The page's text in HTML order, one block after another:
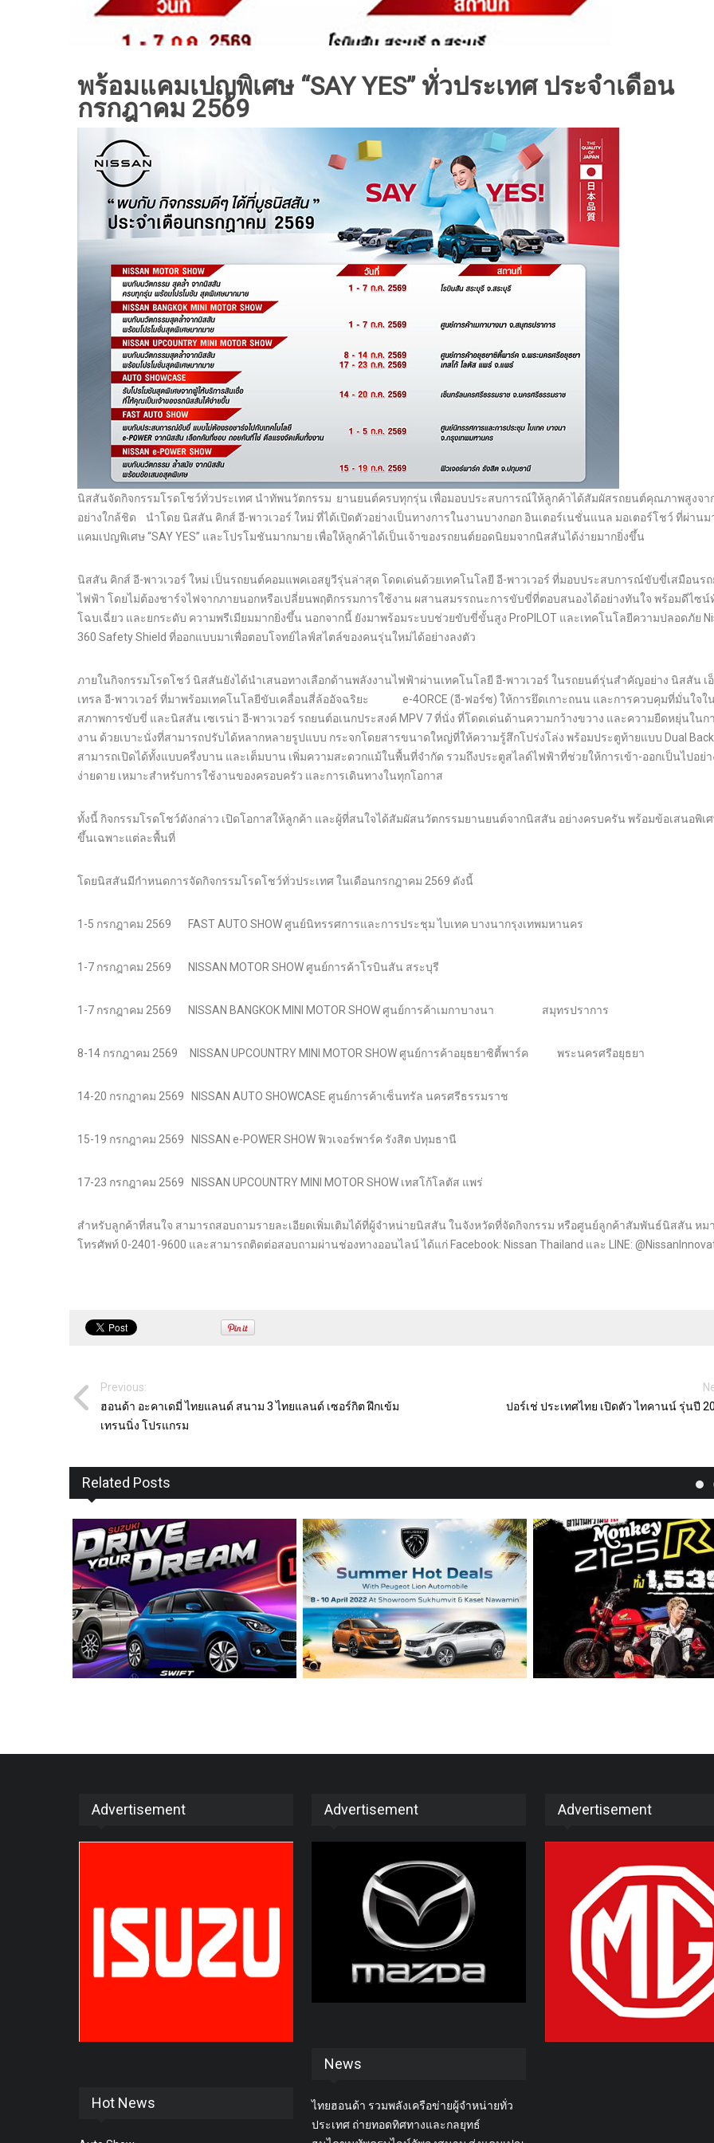
พร้อมแคมเปญพิเศษ “SAY YES” ทั่วประเทศ ประจำเดือน
กรกฎาคม 2569
นิสสันจัดกิจกรรมโรดโชว์ทั่วประเทศ นำทัพนวัตกรรม ยานยนต์ครบทุกรุ่น เพื่อมอบประสบการณ์ให้ลูกค้าได้สัมผัสรถยนต์คุณภาพสูงจ
อย่างใกล้ชิด นำโดย นิสสัน คิกส์ อี-พาวเวอร์ ใหม่ ที่ได้เปิดตัวอย่างเป็นทางการในงานบางกอก อินเตอร์เนชั่นแนล มอเตอร์โชว์ ที่ผ่านม
แคมเปญพิเศษ “SAY YES” และโปรโมชันมากมาย เพื่อให้ลูกค้าได้เป็นเจ้าของรถยนต์ยอดนิยมจากนิสสันได้ง่ายมากยิ่งขึ้น
นิสสัน คิกส์ อี-พาวเวอร์ ใหม่ เป็นรถยนต์คอมแพคเอสยูวีรุ่นล่าสุด โดดเด่นด้วยเทคโนโลยี อี-พาวเวอร์ ที่มอบประสบการณ์ขับขี่เสมือนร
ไฟฟ้า โดยไม่ต้องชาร์จไฟจากภายนอกหรือเปลี่ยนพฤติกรรมการใช้งาน ผสานสมรรถนะการขับขี่ที่ตอบสนองได้อย่างทันใจ พร้อมดีไซ
โฉบเฉี่ยว และยกระดับ ความพรีเมียมมากยิ่งขึ้น นอกจากนี้ ยังมาพร้อมระบบช่วยขับขี่ขั้นสูง ProPILOT และเทคโนโลยีความปลอดภัย
360 Safety Shield ที่ออกแบบมาเพื่อตอบโจทย์ไลฟ์สไตล์ของคนรุ่นใหม่ได้อย่างลงตัว
ภายในกิจกรรมโรดโชว์ นิสสันยังได้นำเสนอทางเลือกด้านพลังงานไฟฟ้าผ่านเทคโนโลยี อี-พาวเวอร์ ในรถยนต์รุ่นสำคัญอย่าง นิสสัน เ
เทรล อี-พาวเวอร์ ที่มาพร้อมเทคโนโลยีขับเคลื่อนสี่ล้ออัจฉริยะ e-4ORCE (อี-ฟอร์ซ) ให้การยึดเกาะถนน และการควบคุมที่มั่นใจใ
สภาพการขับขี่ และนิสสัน เซเรน่า อี-พาวเวอร์ รถยนต์อเนกประสงค์ MPV 7 ที่นั่ง ที่โดดเด่นด้านความกว้างขวาง และความยืดหยุ่นในก
งาน ด้วยเบาะนั่งที่สามารถปรับได้หลากหลายรูปแบบ กระจกโดยสารขนาดใหญ่ที่ให้ความรู้สึกโปร่งโล่ง พร้อมประตูท้ายแบบ Dual Back
สามารถเปิดได้ทั้งแบบครึ่งบาน และเต็มบาน เพิ่มความสะดวกแม้ในพื้นที่จำกัด รวมถึงประตูสไลด์ไฟฟ้าที่ช่วยให้การเข้า-ออกเป็นไปอย่า
ง่ายดาย เหมาะสำหรับการใช้งานของครอบครัว และการเดินทางในทุกโอกาส
ทั้งนี้ กิจกรรมโรดโชว์ดังกล่าว เปิดโอกาสให้ลูกค้า และผู้ที่สนใจได้สัมผัสนวัตกรรมยานยนต์จากนิสสัน อย่างครบครัน พร้อมข้อเสนอพิเ
ขึ้นเฉพาะแต่ละพื้นที่
โดยนิสสันมีกำหนดการจัดกิจกรรมโรดโชว์ทั่วประเทศ ในเดือนกรกฎาคม 2569 ดังนี้
1-5 กรกฎาคม 2569 FAST AUTO SHOW ศูนย์นิทรรศการและการประชุม ไบเทค บางนากรุงเทพมหานคร
1-7 กรกฎาคม 2569 NISSAN MOTOR SHOW ศูนย์การค้าโรบินสัน สระบุรี
1-7 กรกฎาคม 2569 NISSAN BANGKOK MINI MOTOR SHOW ศูนย์การค้าเมกาบางนา สมุทรปราการ
8-14 กรกฎาคม 2569 NISSAN UPCOUNTRY MINI MOTOR SHOW ศูนย์การค้าอยุธยาซิตี้พาร์ค พระนครศรีอยุธยา
14-20 กรกฎาคม 2569 NISSAN AUTO SHOWCASE ศูนย์การค้าเซ็นทรัล นครศรีธรรมราช
15-19 กรกฎาคม 2569 NISSAN e-POWER SHOW ฟิวเจอร์พาร์ค รังสิต ปทุมธานี
17-23 กรกฎาคม 2569 NISSAN UPCOUNTRY MINI MOTOR SHOW เทสโก้โลตัส แพร่
สำหรับลูกค้าที่สนใจ สามารถสอบถามรายละเอียดเพิ่มเติมได้ที่ผู้จำหน่ายนิสสัน ในจังหวัดที่จัดกิจกรรม หรือศูนย์ลูกค้าสัมพันธ์นิสสัน หม
โทรศัพท์ 0-2401-9600 และสามารถติดต่อสอบถามผ่านช่องทางออนไลน์ ได้แก่ Facebook: Nissan Thailand และ LINE:
Previous:
ฮอนด้า อะคาเดมี่ ไทยแลนด์ สนาม 3 ไทยแลนด์ เซอร์กิต ฝึกเข้ม
เทรนนิ่ง โปรแกรม
ปอร์เช่ ประเทศไทย เปิดตัว ไทคานน์ รุ่นปี
Related Posts
Advertisement
Hot News
Advertisement
News
ไทยฮอนด้า รวมพลังเครือข่ายผู้จำหน่ายทั่ว
ประเทศ ถ่ายทอดทิศทางและกลยุทธ์
Advertisement